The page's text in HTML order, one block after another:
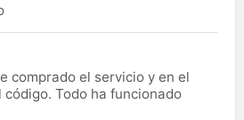
comprado el servicio y en el
Todo ha funcionado